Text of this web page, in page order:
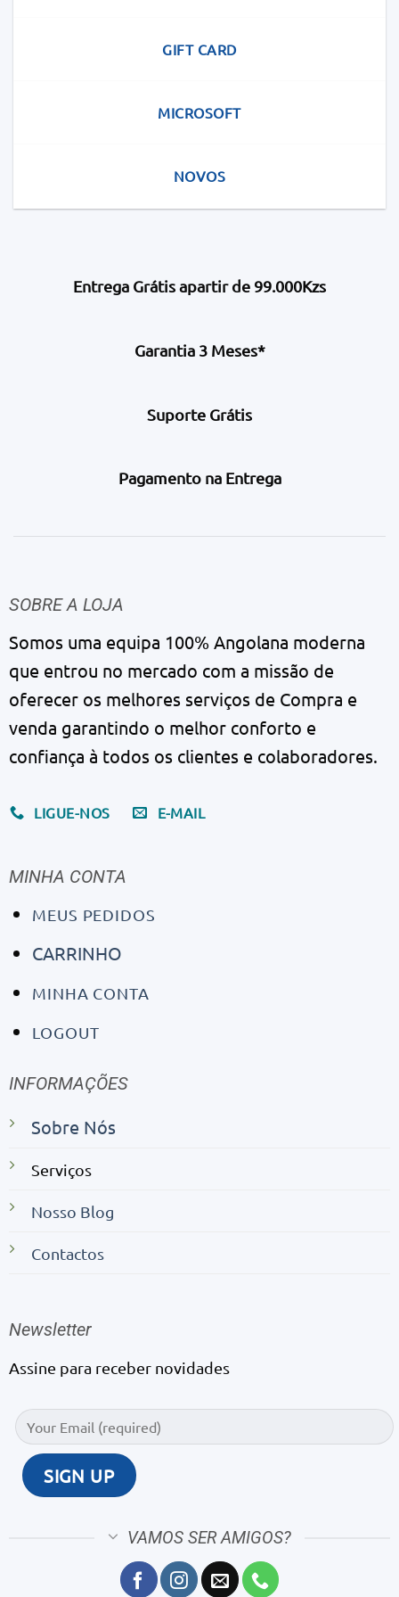
GIFT CARD
MICROSOFT
NOVOS
Entrega Grátis apartir de 99.000Kzs
Garantia 3 Meses*
Suporte Grátis
Pagamento na Entrega
SOBRE A LOJA
Somos uma equipa 100% Angolana moderna
que entrou no mercado com a missão de
oferecer os melhores serviços de Compra e
venda garantindo o melhor conforto e
confiança à todos os clientes e colaboradores.
LIGUE-NOS E-MAIL
MINHA CONTA
MEUS PEDIDOS
CARRINHO
MINHA CONTA
LOGOUT
INFORMAÇÕES
Sobre Nós
Serviços
Nosso Blog
Contactos
Newsletter
Assine para receber novidades
VAMOS SER AMIGOS?